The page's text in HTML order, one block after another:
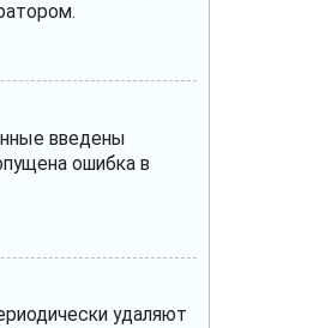
введены
ошибка в
удаляют